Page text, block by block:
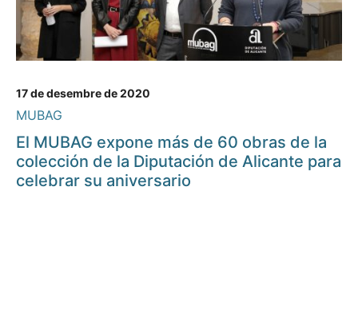
17 de desembre de 2020
MUBAG
El MUBAG expone más de 60 obras de la
colección de la Diputación de Alicante para
celebrar su aniversario